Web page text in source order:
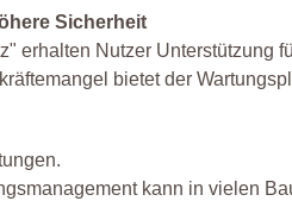
Sicherheit
erhalten Nutzer Unterstützung
bietet der
kann in vielen